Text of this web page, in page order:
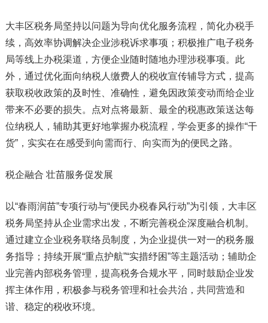
大丰区税务局坚持以问题为导向优化服务流程，简化办税手
续，高效率协调解决企业涉税诉求事项；积极推广电子税务
局等线上办税渠道，方便企业随时随地办理涉税事项。此
外，通过优化面向纳税人缴费人的税收宣传辅导方式，提高
获取税收政策的及时性、准确性，避免因政策变动而给企业
带来不必要的损失。点对点将最新、最全的税惠政策送达每
位纳税人，辅助其更好地掌握办税流程，学会更多的操作“干
货”，实实在在感受到向需而行、向实而为的便民之路。
税企融合 壮苗服务促发展
以“春雨润苗”专项行动与“便民办税春风行动”为引领，大丰区
税务局坚持从企业需求出发，不断完善税企深度融合机制。
通过建立企业税务联络员制度，为企业提供一对一的税务服
务指导；持续开展“重点护航”“实措纾困”等主题活动；辅助企
业完善内部税务管理，提高税务合规水平，同时鼓励企业发
挥主体作用，积极参与税务管理和社会共治，共同营造和
谐、稳定的税收环境。